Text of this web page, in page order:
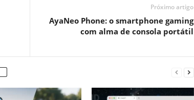
Próximo artigo
AyaNeo Phone: o smartphone gaming
com alma de consola portátil